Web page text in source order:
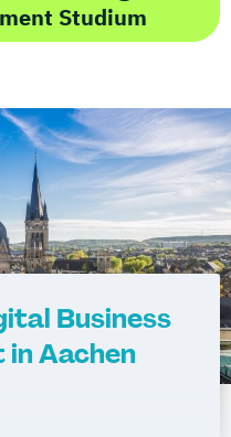
Studium
Business
Aachen